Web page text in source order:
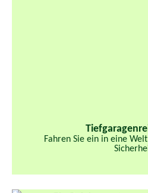
Fahren Sie ein in eine